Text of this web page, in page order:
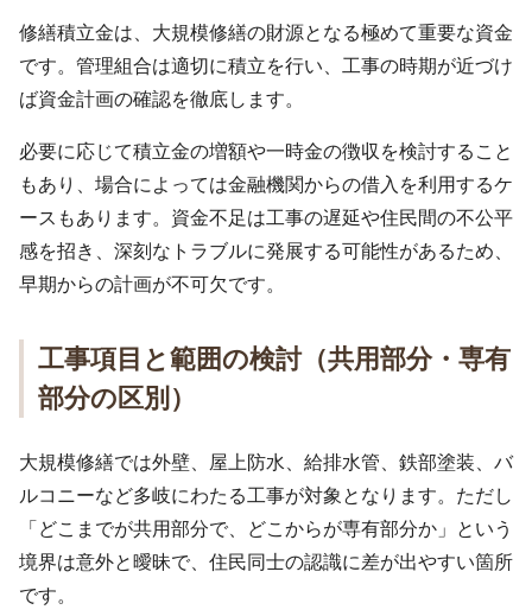
修繕積立金は、大規模修繕の財源となる極めて重要な資金
です。管理組合は適切に積立を行い、工事の時期が近づけ
ば資金計画の確認を徹底します。
必要に応じて積立金の増額や一時金の徴収を検討すること
もあり、場合によっては金融機関からの借入を利用するケ
ースもあります。資金不足は工事の遅延や住民間の不公平
感を招き、深刻なトラブルに発展する可能性があるため、
早期からの計画が不可欠です。
工事項目と範囲の検討（共用部分・専有
部分の区別）
大規模修繕では外壁、屋上防水、給排水管、鉄部塗装、バ
ルコニーなど多岐にわたる工事が対象となります。ただし
「どこまでが共用部分で、どこからが専有部分か」という
境界は意外と曖昧で、住民同士の認識に差が出やすい箇所
です。